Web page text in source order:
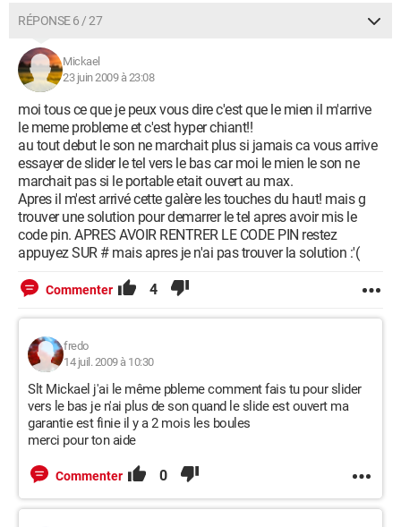
RÉPONSE 6 / 27
Mickael
23 juin 2009 à 23:08
moi tous ce que je peux vous dire c'est que le mien il m'arrive
le meme probleme et c'est hyper chiant!!
au tout debut le son ne marchait plus si jamais ca vous arrive
essayer de slider le tel vers le bas car moi le mien le son ne
marchait pas si le portable etait ouvert au max.
Apres il m'est arrivé cette galère les touches du haut! mais g
trouver une solution pour demarrer le tel apres avoir mis le
code pin. APRES AVOIR RENTRER LE CODE PIN restez
appuyez SUR # mais apres je n'ai pas trouver la solution :'(
Commenter 4
fredo
14 juil. 2009 à 10:30
Slt Mickael j'ai le même pbleme comment fais tu pour slider
vers le bas je n'ai plus de son quand le slide est ouvert ma
garantie est finie il y a 2 mois les boules
merci pour ton aide
Commenter 0